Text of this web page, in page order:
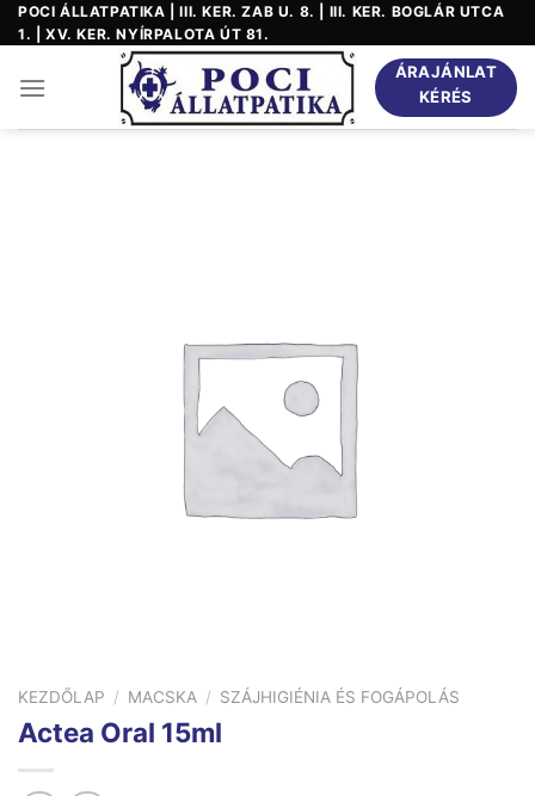
Skip
to
POCI ÁLLATPATIKA | III. KER. ZAB U. 8. | III. KER. BOGLÁR UTCA
1. | XV. KER. NYÍRPALOTA ÚT 81.
ÁRAJÁNLAT
KÉRÉS
KEZDŐLAP / MACSKA / SZÁJHIGIÉNIA ÉS FOGÁPOLÁS
Actea Oral 15ml